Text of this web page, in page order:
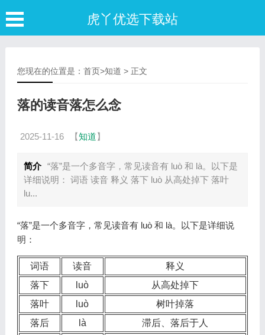
虎丫优选下载站
您现在的位置是： 首页>知道 > 正文
落的读音落怎么念
2025-11-16 【知道】
简介 “落”是一个多音字，常见读音有 luò 和 là。以下是
详细说明： 词语 读音 释义 落下 luò 从高处掉下 落叶
lu...
“落”是一个多音字，常见读音有 luò 和 là。以下是详细说
明：
词语 读音
释义
落下
luò
从高处掉下
落叶
luò
树叶掉落
落后
là
滞后、落后于人